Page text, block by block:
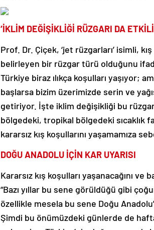
‘İKLİM DEĞİŞİKLİĞİ RÜZGARI DA
Prof. Dr. Çiçek, ‘jet rüzgarları’ isimli,
belirleyen bir rüzgar türü olduğunu
Türkiye biraz ılıkça koşulları yaşıyor;
başlarsa bizim üzerimizde serin ve
getiriyor. İşte iklim değişikliği bu
bölgedeki, tropikal bölgedeki sıcaklık
kararsız kış koşullarını yaşamamıza
DOĞU ANADOLU İÇİN KAR UYARISI
Kararsız kış koşulları yaşanacağını
“Bazı yıllar bu sene görüldüğü gibi
özellikle mesela bu sene Doğu
Şimdi bu önümüzdeki günlerde de